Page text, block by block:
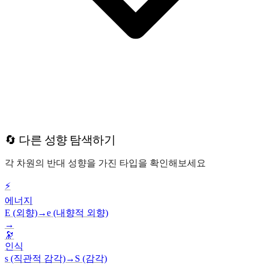
🔄 다른 성향 탐색하기
각 차원의 반대 성향을 가진 타입을 확인해보세요
⚡
에너지
E (외향)→e (내향적 외향)
→
🔭
인식
s (직관적 감각)→ S (감각)